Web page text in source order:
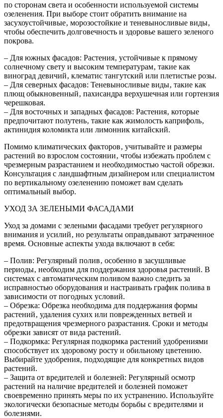
по сторонам света и особенности используемой системы
озеленения. При выборе стоит обратить внимание на
засухоустойчивые‚ морозостойкие и теневыносливые виды‚
чтобы обеспечить долговечность и здоровье вашего зеленого
покрова.
– Для южных фасадов: Растения‚ устойчивые к прямому
солнечному свету и высоким температурам‚ такие как
виноград девичий‚ клематис тангутский или плетистые розы.
– Для северных фасадов: Теневыносливые виды‚ такие как
плющ обыкновенный‚ пахисандра верхушечная или гортензия
черешковая.
– Для восточных и западных фасадов: Растения‚ которые
предпочитают полутень‚ такие как жимолость каприфоль‚
актинидия коломикта или лимонник китайский.
Помимо климатических факторов‚ учитывайте и размеры
растений во взрослом состоянии‚ чтобы избежать проблем с
чрезмерным разрастанием и необходимостью частой обрезки.
Консультация с ландшафтным дизайнером или специалистом
по вертикальному озеленению поможет вам сделать
оптимальный выбор.
УХОД ЗА ЗЕЛЕНЫМИ ФАСАДАМИ
Уход за домами с зелеными фасадами требует регулярного
внимания и усилий‚ но результаты оправдывают затраченное
время. Основные аспекты ухода включают в себя:
– Полив: Регулярный полив‚ особенно в засушливые
периоды‚ необходим для поддержания здоровья растений. В
системах с автоматическим поливом важно следить за
исправностью оборудования и настраивать график полива в
зависимости от погодных условий.
– Обрезка: Обрезка необходима для поддержания формы
растений‚ удаления сухих или поврежденных ветвей и
предотвращения чрезмерного разрастания. Сроки и методы
обрезки зависят от вида растений.
– Подкормка: Регулярная подкормка растений удобрениями
способствует их здоровому росту и обильному цветению.
Выбирайте удобрения‚ подходящие для конкретных видов
растений.
– Защита от вредителей и болезней: Регулярный осмотр
растений на наличие вредителей и болезней поможет
своевременно принять меры по их устранению. Используйте
экологически безопасные методы борьбы с вредителями и
болезнями.